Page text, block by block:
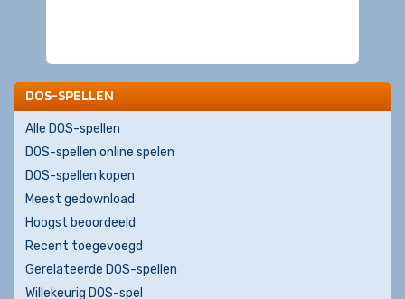
DOS-SPELLEN
Alle DOS-spellen
DOS-spellen online spelen
DOS-spellen kopen
Meest gedownload
Hoogst beoordeeld
Recent toegevoegd
Gerelateerde DOS-spellen
Willekeurig DOS-spel